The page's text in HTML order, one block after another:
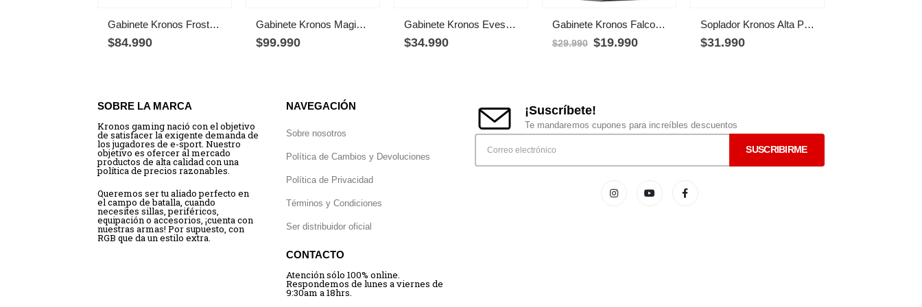
Gabinete Kronos Frost White, ATX, Panel Vidrio, 7 Fan ARGB
$84.990
Gabinete Kronos Magic Pantalla Modular mATX USB 3.0 Vidrio Blanco
$99.990
Gabinete Kronos Evesky Pink ATX, Vidrio Templado, USB 3.0
$34.990
Gabinete Kronos Falcon, Micro-ATX, USB 3.0, USB2.0 x2, negro
$29.990 $19.990
Soplador Kronos Alta Potencia Limpieza Pc, Teclado Y Auto
$31.990
SOBRE LA MARCA
Kronos gaming nació con el objetivo
de satisfacer la exigente demanda de
los jugadores de e-sport. Nuestro
objetivo es ofercer al mercado
productos de alta calidad con una
política de precios razonables.
Queremos ser tu aliado perfecto en
el campo de batalla, cuando
necesites sillas, periféricos,
equipación o accesorios, ¡cuenta con
nuestras armas! Por supuesto, con
RGB que da un estilo extra.
NAVEGACIÓN
Sobre nosotros
Política de Cambios y Devoluciones
Política de Privacidad
Términos y Condiciones
Ser distribuidor oficial
CONTACTO
Atención sólo 100% online.
Respondemos de lunes a viernes de
9:30am a 18hrs.
¡Suscríbete!
Te mandaremos cupones para increíbles descuentos